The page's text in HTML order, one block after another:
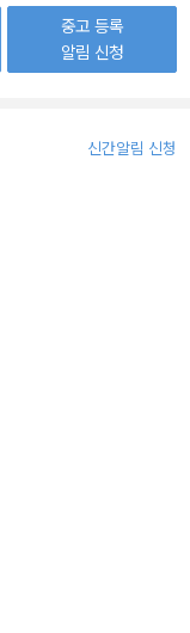
중고 등록
알림 신청
신간알림 신청